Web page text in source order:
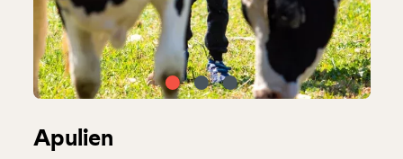
Apulien